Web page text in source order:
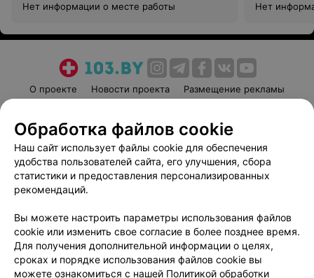
Нет информации о месте работы Нет
О проекте Новости проекта
Размещение рекламы
Пользовательское соглашение
Способы оплаты
Вакансии
Партнеры
Написать руководителю 103.by
Обработка персональных данных
Обработка файлов cookie
Наш сайт использует файлы cookie для обеспечения
удобства пользователей сайта, его улучшения, сбора
статистики и предоставления персонализированных
рекомендаций.
Вы можете настроить параметры использования файлов
cookie или изменить свое согласие в более позднее время.
Для получения дополнительной информации о целях,
сроках и порядке использования файлов cookie вы
можете ознакомиться с нашей Политикой обработки